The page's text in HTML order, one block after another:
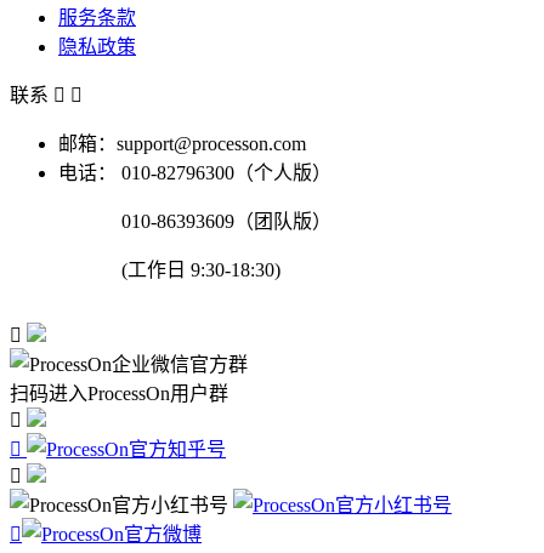
服务条款
隐私政策
联系  
邮箱：support@processon.com
电话：
010-82796300（个人版）
010-86393609（团队版）
(工作日 9:30-18:30)

扫码进入ProcessOn用户群



